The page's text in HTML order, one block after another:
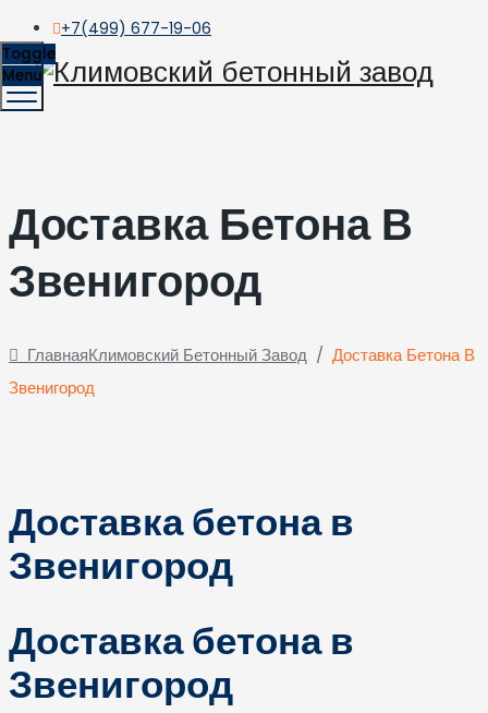
+7(499) 677-19-06
Toggle
Menu
Доставка Бетона В
Звенигород
ГлавнаяКлимовский Бетонный Завод / Доставка Бетона В
Звенигород
Доставка бетона в
Звенигород
Доставка бетона в
Звенигород